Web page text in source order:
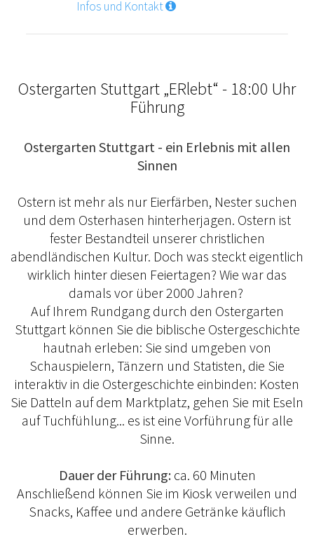
Infos und Kontakt
Ostergarten Stuttgart „ERlebt“ - 18:00 Uhr
Führung
Ostergarten Stuttgart - ein Erlebnis mit allen
Sinnen
Ostern ist mehr als nur Eierfärben, Nester suchen
und dem Osterhasen hinterherjagen. Ostern ist
fester Bestandteil unserer christlichen
abendländischen Kultur. Doch was steckt eigentlich
wirklich hinter diesen Feiertagen? Wie war das
damals vor über 2000 Jahren?
Auf Ihrem Rundgang durch den Ostergarten
Stuttgart können Sie die biblische Ostergeschichte
hautnah erleben: Sie sind umgeben von
Schauspielern, Tänzern und Statisten, die Sie
interaktiv in die Ostergeschichte einbinden: Kosten
Sie Datteln auf dem Marktplatz, gehen Sie mit Eseln
auf Tuchfühlung... es ist eine Vorführung für alle
Sinne.
Dauer der Führung:ca. 60 Minuten
Anschließend können Sie im Kiosk verweilen und
Snacks, Kaffee und andere Getränke käuflich
erwerben.